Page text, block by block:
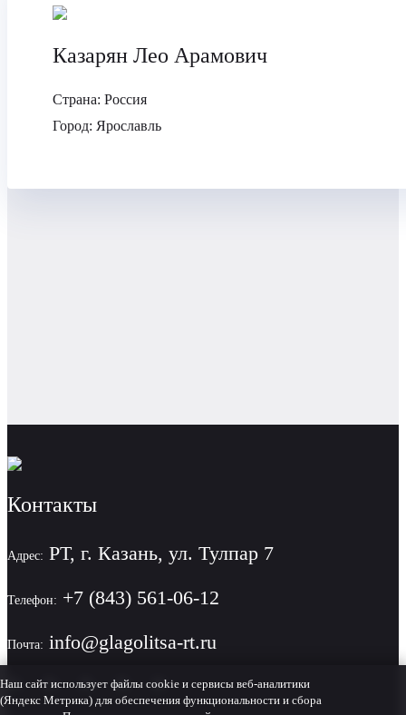
Казарян Лео Арамович
Страна: Россия
Город: Ярославль
Контакты
Адрес: РТ, г. Казань, ул. Тулпар 7
Телефон: +7 (843) 561-06-12
Почта: info@glagolitsa-rt.ru
Наш сайт использует файлы cookie и сервисы веб-аналитики
(Яндекс Метрика) для обеспечения функциональности и сбора